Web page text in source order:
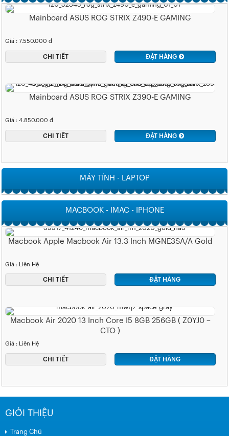
Mainboard ASUS ROG STRIX Z490-E GAMING
Giá : 7.550.000 đ
CHI TIẾT ĐẶT HÀNG
Mainboard ASUS ROG STRIX Z390-E GAMING
Giá : 4.850.000 đ
CHI TIẾT ĐẶT HÀNG
MÁY TÍNH - LAPTOP
MACBOOK - IMAC - IPHONE
Macbook Apple Macbook Air 13.3 Inch MGNE3SA/A Gold
Giá : Liên Hệ
CHI TIẾT ĐẶT HÀNG
Macbook Air 2020 13 Inch Core I5 8GB 256GB ( Z0YJ0 –
CTO )
Giá : Liên Hệ
CHI TIẾT ĐẶT HÀNG
GIỚI THIỆU
Trang Chủ